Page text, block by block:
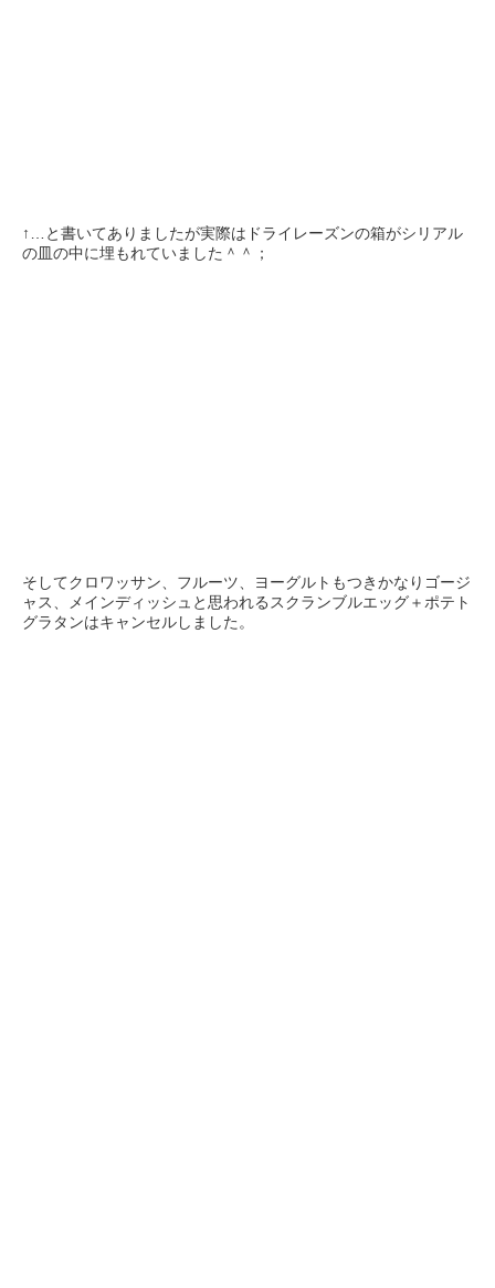
↑…と書いてありましたが実際はドライレーズンの箱がシリアル
の皿の中に埋もれていました＾＾；
そしてクロワッサン、フルーツ、ヨーグルトもつきかなりゴージ
ャス、メインディッシュと思われるスクランブルエッグ＋ポテト
グラタンはキャンセルしました。